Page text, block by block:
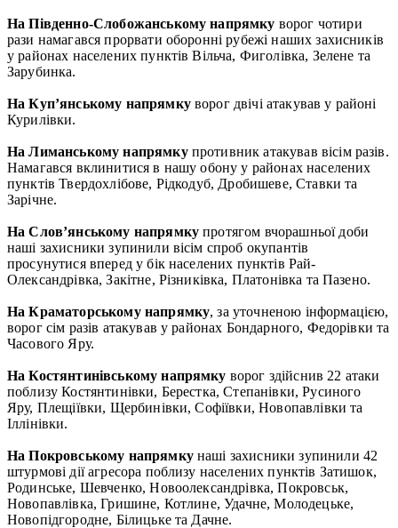
На Південно-Слобожанському напрямку ворог чотири
рази намагався прорвати оборонні рубежі наших захисників
у районах населених пунктів Вільча, Фиголівка, Зелене та
Зарубинка.
На Куп’янському напрямкуворог двічі атакував у районі
Курилівки.
На Лиманському напрямкупротивник атакував вісім разів.
Намагався вклинитися в нашу обону у районах населених
пунктів Твердохлібове, Рідкодуб, Дробишеве, Ставки та
Зарічне.
На Слов’янському напрямку протягом вчорашньої доби
наші захисники зупинили вісім спроб окупантів
просунутися вперед у бік населених пунктів Рай-
Олександрівка, Закітне, Різниківка, Платонівка та Пазено.
На Краматорському напрямку, за уточненою інформацією,
ворог сім разів атакував у районах Бондарного, Федорівки та
Часового Яру.
На Костянтинівському напрямку ворог здійснив 22 атаки
поблизу Костянтинівки, Берестка, Степанівки, Русиного
Яру, Плещіївки, Щербинівки, Софіївки, Новопавлівки та
Іллінівки.
На Покровському напрямку наші захисники зупинили 42
штурмові дії агресора поблизу населених пунктів Затишок,
Родинське, Шевченко, Новоолександрівка, Покровськ,
Новопавлівка, Гришине, Котлине, Удачне, Молодецьке,
Новопідгородне, Білицьке та Дачне.